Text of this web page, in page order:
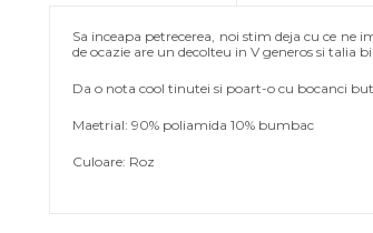
Sa inceapa petrecerea, noi stim deja cu ce ne
de ocazie are un decolteu in V generos si talia
Da o nota cool tinutei si poart-o cu bocanci
Maetrial: 90% poliamida 10% bumbac
Culoare: Roz